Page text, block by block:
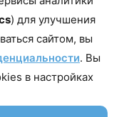
Нухович. Контакты
По вопросам
Все права защищены.
запрещено, частичное
на сайт mirmol.ru.
) для улучшения
сайтом, вы
. Вы
в настройках